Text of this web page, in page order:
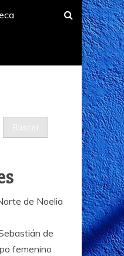
Buscar
de Noelia
de
femenino